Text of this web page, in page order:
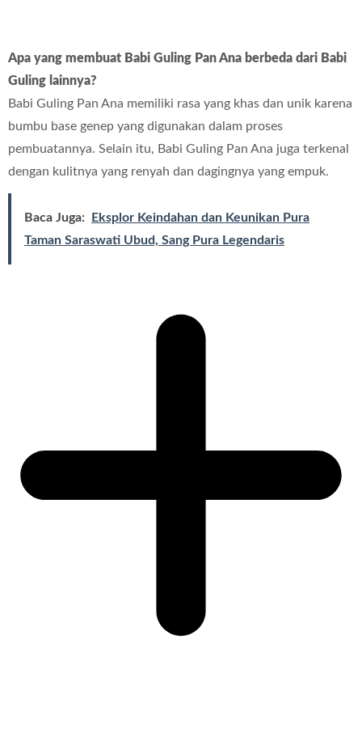
Apa yang membuat Babi Guling Pan Ana berbeda dari Babi
Guling lainnya?
Babi Guling Pan Ana memiliki rasa yang khas dan unik karena
bumbu base genep yang digunakan dalam proses
pembuatannya. Selain itu, Babi Guling Pan Ana juga terkenal
dengan kulitnya yang renyah dan dagingnya yang empuk.
Baca Juga:
Eksplor Keindahan dan Keunikan Pura
Taman Saraswati Ubud, Sang Pura Legendaris